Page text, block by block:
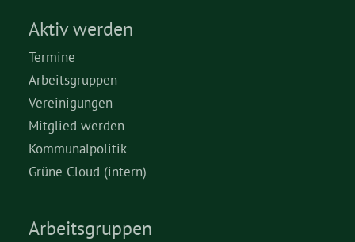
Aktiv werden
Termine
Arbeitsgruppen
Vereinigungen
Mitglied werden
Kommunalpolitik
Grüne Cloud (intern)
Arbeitsgruppen